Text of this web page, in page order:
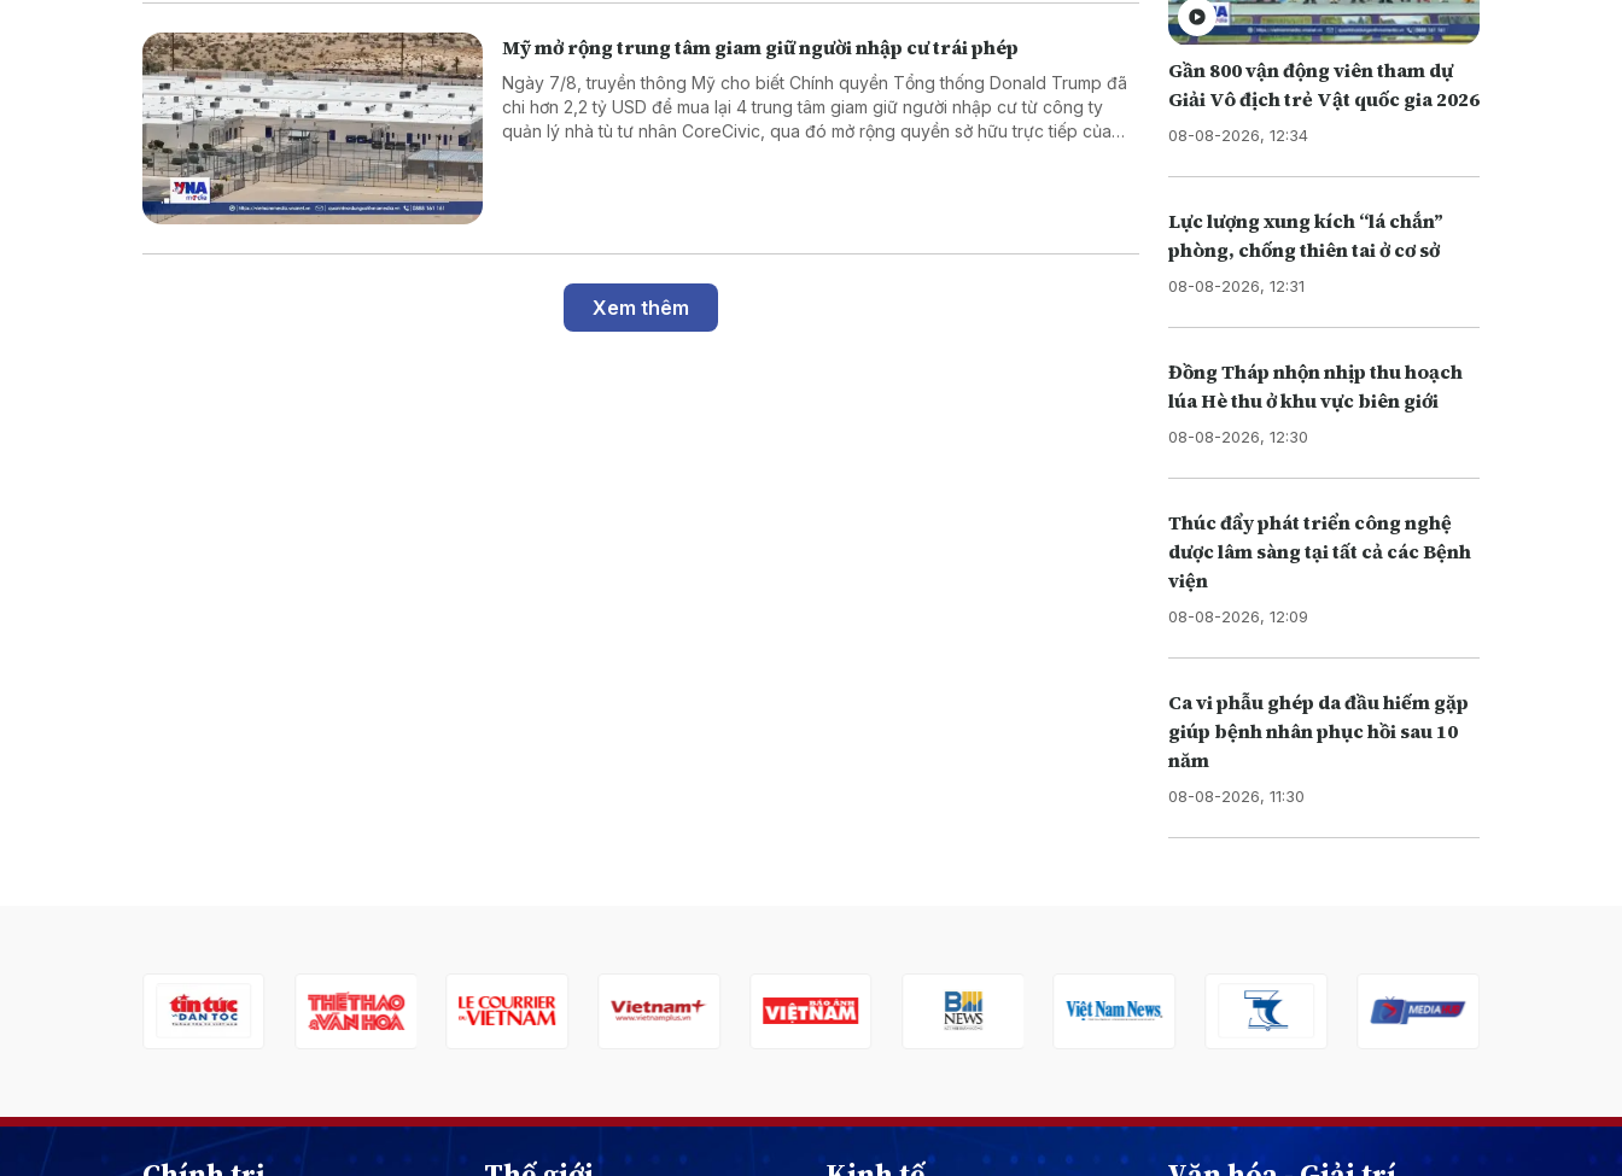
Mỹ mở rộng trung tâm giam giữ người nhập cư trái phép
Ngày 7/8, truyền thông Mỹ cho biết Chính quyền Tổng thống Donald Trump đã
chi hơn 2,2 tỷ USD để mua lại 4 trung tâm giam giữ người nhập cư từ công ty
quản lý nhà tù tư nhân CoreCivic, qua đó mở rộng quyền sở hữu trực tiếp của
Xem thêm
Gần 800 vận động viên tham dự
Giải Vô địch trẻ Vật quốc gia 2026
08-08-2026, 12:34
Lực lượng xung kích “lá chắn”
phòng, chống thiên tai ở cơ sở
08-08-2026, 12:31
Đồng Tháp nhộn nhịp thu hoạch
lúa Hè thu ở khu vực biên giới
08-08-2026, 12:30
Thúc đẩy phát triển công nghệ
dược lâm sàng tại tất cả các Bệnh
viện
08-08-2026, 12:09
Ca vi phẫu ghép da đầu hiếm gặp
giúp bệnh nhân phục hồi sau 10
năm
08-08-2026, 11:30